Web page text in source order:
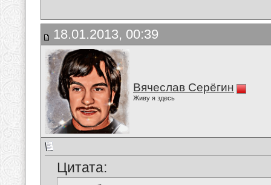
18.01.2013, 00:39
Вячеслав Серёгин
Живу я здесь
Цитата: